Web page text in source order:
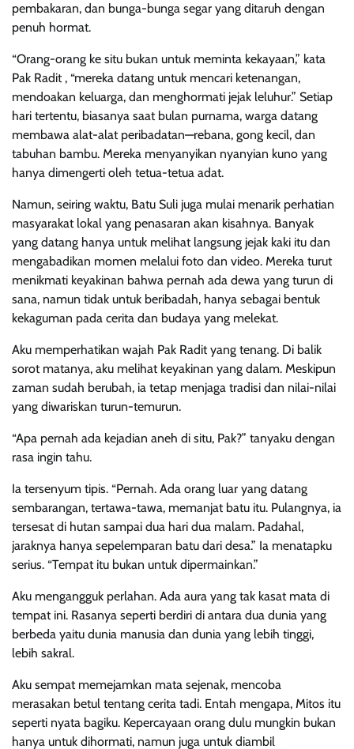
pembakaran, dan bunga-bunga segar yang ditaruh dengan
penuh hormat.
“Orang-orang ke situ bukan untuk meminta kekayaan,” kata
Pak Radit , “mereka datang untuk mencari ketenangan,
mendoakan keluarga, dan menghormati jejak leluhur.” Setiap
hari tertentu, biasanya saat bulan purnama, warga datang
membawa alat-alat peribadatan—rebana, gong kecil, dan
tabuhan bambu. Mereka menyanyikan nyanyian kuno yang
hanya dimengerti oleh tetua-tetua adat.
Namun, seiring waktu, Batu Suli juga mulai menarik perhatian
masyarakat lokal yang penasaran akan kisahnya. Banyak
yang datang hanya untuk melihat langsung jejak kaki itu dan
mengabadikan momen melalui foto dan video. Mereka turut
menikmati keyakinan bahwa pernah ada dewa yang turun di
sana, namun tidak untuk beribadah, hanya sebagai bentuk
kekaguman pada cerita dan budaya yang melekat.
Aku memperhatikan wajah Pak Radit yang tenang. Di balik
sorot matanya, aku melihat keyakinan yang dalam. Meskipun
zaman sudah berubah, ia tetap menjaga tradisi dan nilai-nilai
yang diwariskan turun-temurun.
“Apa pernah ada kejadian aneh di situ, Pak?” tanyaku dengan
rasa ingin tahu.
Ia tersenyum tipis. “Pernah. Ada orang luar yang datang
sembarangan, tertawa-tawa, memanjat batu itu. Pulangnya, ia
tersesat di hutan sampai dua hari dua malam. Padahal,
jaraknya hanya sepelemparan batu dari desa.” Ia menatapku
serius. “Tempat itu bukan untuk dipermainkan.”
Aku mengangguk perlahan. Ada aura yang tak kasat mata di
tempat ini. Rasanya seperti berdiri di antara dua dunia yang
berbeda yaitu dunia manusia dan dunia yang lebih tinggi,
lebih sakral.
Aku sempat memejamkan mata sejenak, mencoba
merasakan betul tentang cerita tadi. Entah mengapa, Mitos itu
seperti nyata bagiku. Kepercayaan orang dulu mungkin bukan
hanya untuk dihormati, namun juga untuk diambil